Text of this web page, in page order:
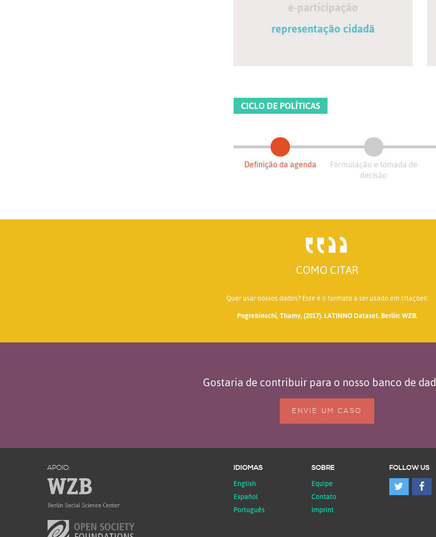
e-participação
representação cidadã
CICLO DE POLÍTICAS
Definição da agenda
Formulação e tomada de
decisão
COMO CITAR
Quer usar nossos dados? Este é o formato a ser usado em citações:
Pogrebinschi, Thamy. (2017). LATINNO Dataset. Berlin: WZB.
Gostaria de contribuir para o nosso banco de
ENVIE UM CASO
APOIO: IDIOMAS
English
Español
Português
SOBRE
Equipe
Contato
Imprint
FOLLOW US